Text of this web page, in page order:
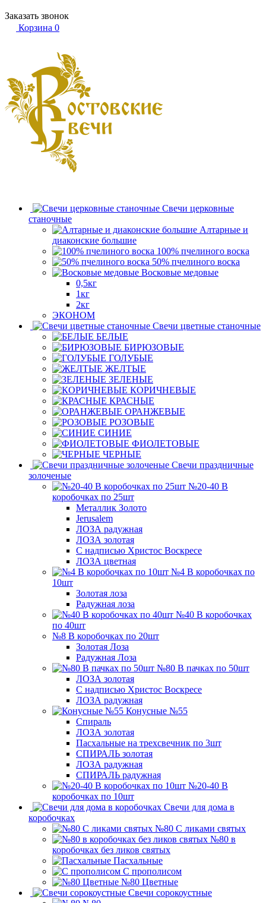
Заказать звонок
Корзина 0
Свечи церковные
станочные
Алтарные и
диаконские большие
100% пчелиного воска
50% пчелиного воска
Восковые медовые
0,5кг
1кг
2кг
ЭКОНОМ
Свечи цветные станочные
БЕЛЫЕ
БИРЮЗОВЫЕ
ГОЛУБЫЕ
ЖЕЛТЫЕ
ЗЕЛЕНЫЕ
КОРИЧНЕВЫЕ
КРАСНЫЕ
ОРАНЖЕВЫЕ
РОЗОВЫЕ
СИНИЕ
ФИОЛЕТОВЫЕ
ЧЕРНЫЕ
Свечи праздничные
золоченые
№20-40 В
коробочках по 25шт
Металлик Золото
Jerusalem
ЛОЗА радужная
ЛОЗА золотая
С надписью Христос Воскресе
ЛОЗА цветная
№4 В коробочках по
10шт
Золотая лоза
Радужная лоза
№40 В коробочках
по 40шт
№8 В коробочках по 20шт
Золотая Лоза
Радужная Лоза
№80 В пачках по 50шт
ЛОЗА золотая
С надписью Христос Воскресе
ЛОЗА радужная
Конусные №55
Спираль
ЛОЗА золотая
Пасхальные на трехсвечник по 3шт
СПИРАЛЬ золотая
ЛОЗА радужная
СПИРАЛЬ радужная
№20-40 В
коробочках по 10шт
Свечи для дома в
коробочках
№80 С ликами святых
№80 в
коробочках без ликов святых
Пасхальные
С прополисом
№80 Цветные
Свечи сорокоустные